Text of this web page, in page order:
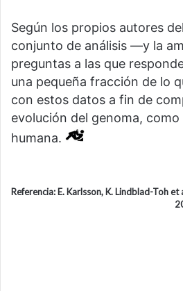
Según los propios autores
conjunto de análisis —y la
preguntas a las que
una pequeña fracción de lo
con estos datos a fin de
evolución del genoma,
humana.
Referencia: E. Karlsson, K. Lindblad-Toh et